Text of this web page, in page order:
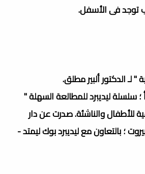
توجد فى الأسفل.
لـ الدكتور ألبير مطلق.
سلسلة ليديبرد للمطالعة السهلة "
للأطفال والناشئة. صدرت عن دار
؛ بالتعاون مع ليديبرد بوك ليمتد -